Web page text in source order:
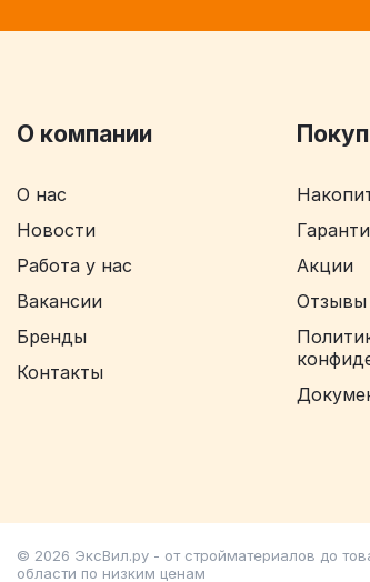
О компании
О нас
Новости
Работа у нас
Вакансии
Бренды
Контакты
Акции
Отзывы
© 2026 ЭксВил.ру - от стройматериалов до
области по низким ценам